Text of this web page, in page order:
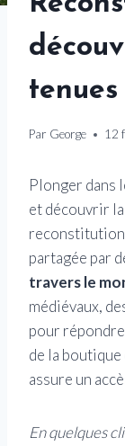
Par George 12
Plonger dans
et découvrir
partagée par
travers le
médiévaux,
pour
de la
assure un
En quelques